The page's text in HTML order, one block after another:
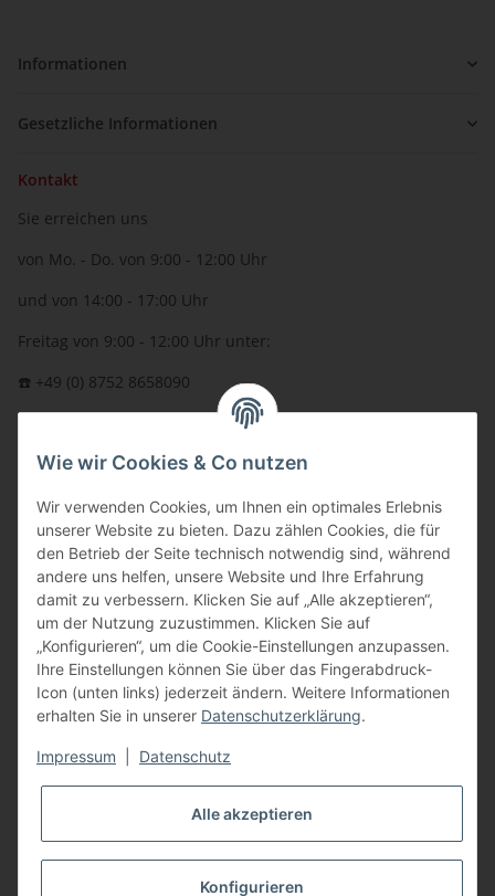
Informationen
Gesetzliche Informationen
Kontakt
Sie erreichen uns
von Mo. - Do. von 9:00 - 12:00 Uhr
und von 14:00 - 17:00 Uhr
Freitag von 9:00 - 12:00 Uhr unter:
☎️ +49 (0) 8752 8658090
oder über unserKontaktformular
BFT - Autorisierter Fachhändler
Wie wir Cookies & Co nutzen
Wir verwenden Cookies, um Ihnen ein optimales Erlebnis
unserer Website zu bieten. Dazu zählen Cookies, die für
den Betrieb der Seite technisch notwendig sind, während
andere uns helfen, unsere Website und Ihre Erfahrung
damit zu verbessern. Klicken Sie auf „Alle akzeptieren“,
um der Nutzung zuzustimmen. Klicken Sie auf
„Konfigurieren“, um die Cookie-Einstellungen anzupassen.
Ihre Einstellungen können Sie über das Fingerabdruck-
Icon (unten links) jederzeit ändern. Weitere Informationen
erhalten Sie in unserer Datenschutzerklärung.
Impressum Datenschutz
Alle akzeptieren
Konfigurieren